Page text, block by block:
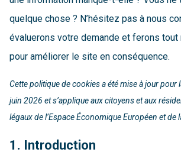
quelque chose ? N’hésitez pas à nous
évaluerons votre demande et ferons
pour améliorer le site en conséquence.
Cette politique de cookies a été mise à jour pour
juin 2026 et s’applique aux citoyens et aux
légaux de l’Espace Économique Européen et de
1. Introduction